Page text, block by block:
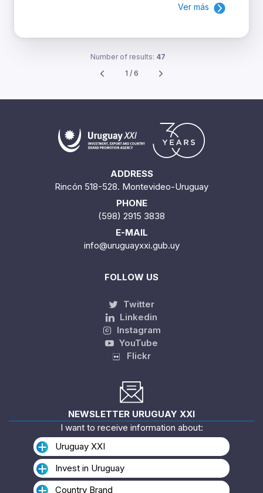
Ver más
Number of results: 47
1 / 6
ADDRESS
Rincón 518-528. Montevideo-Uruguay
PHONE
(598) 2915 3838
E-MAIL
info@uruguayxxi.gub.uy
FOLLOW US
Twitter
Linkedin
Instagram
YouTube
Flickr
NEWSLETTER URUGUAY XXI
I want to receive information about:
Uruguay XXI
Invest in Uruguay
Country Brand